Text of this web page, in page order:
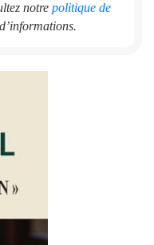
notre politique de